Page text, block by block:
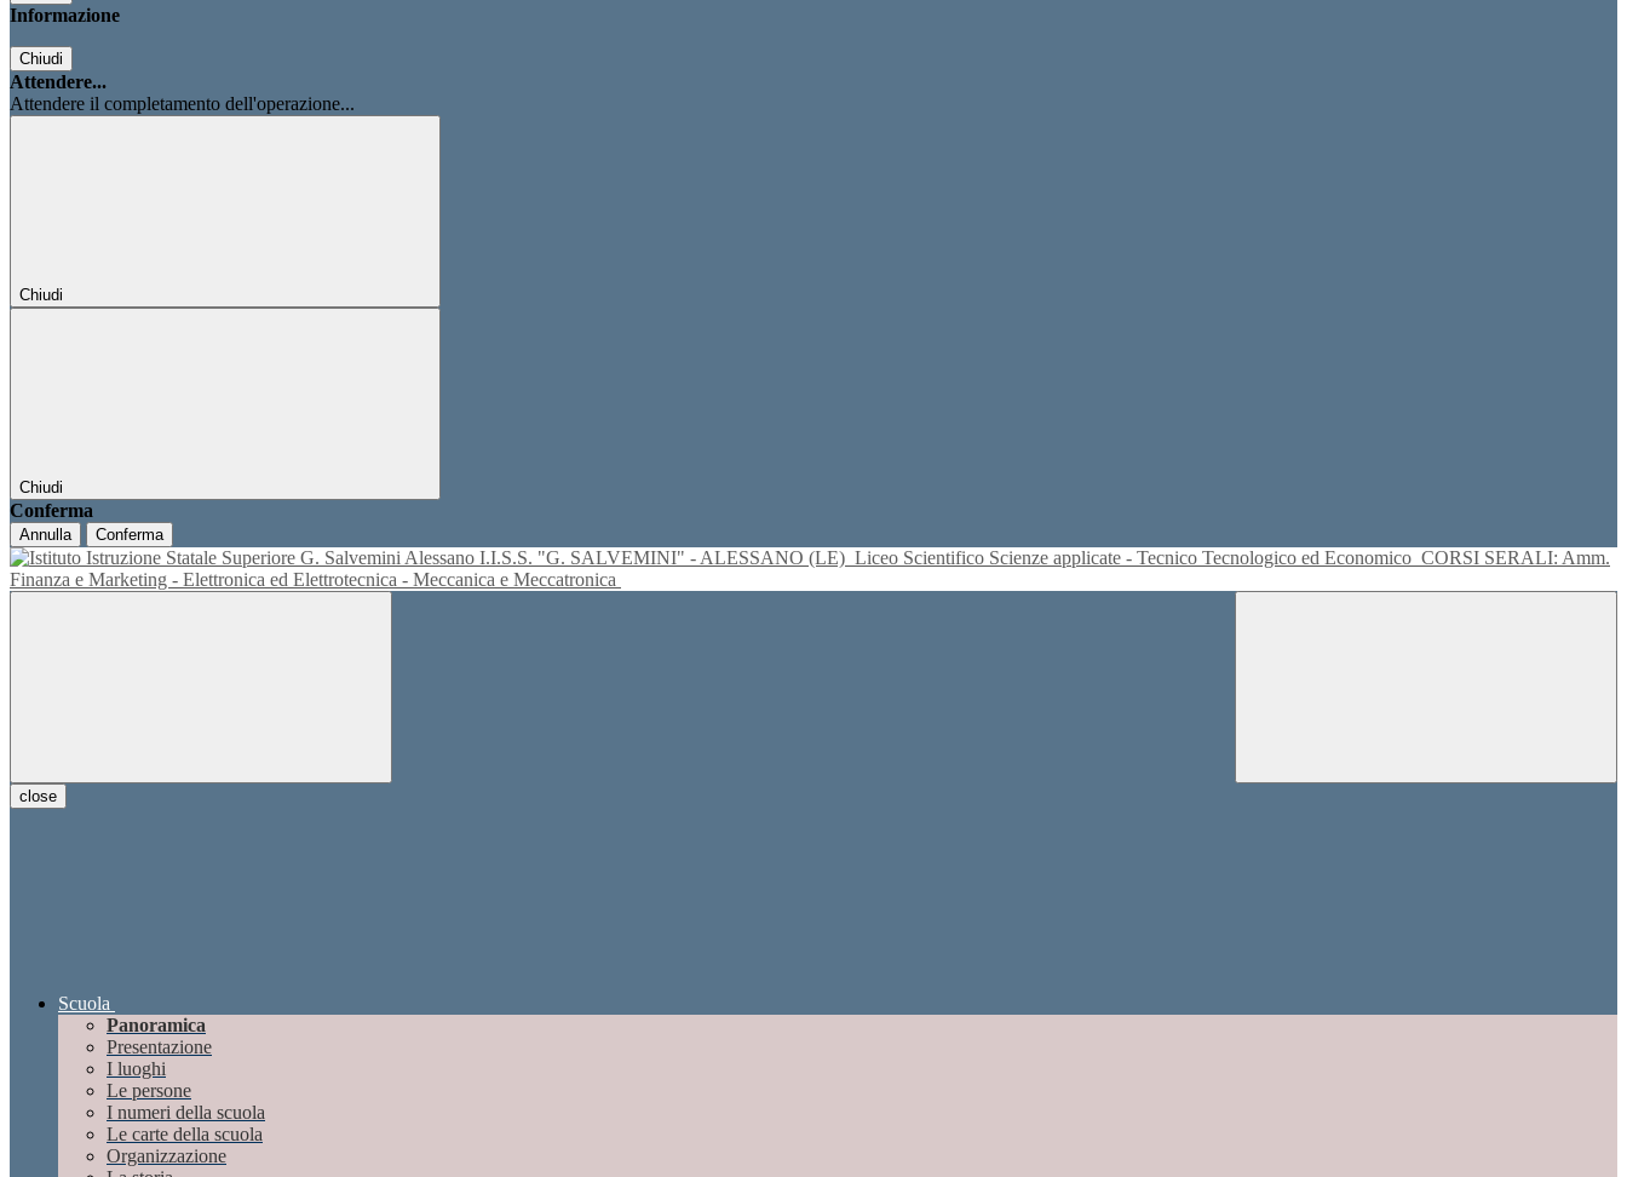
Informazione
Chiudi
Attendere...
Attendere il completamento dell'operazione...
Chiudi
Chiudi
Conferma
Annulla Conferma
I.I.S.S. "G. SALVEMINI" - ALESSANO (LE) Liceo Scientifico Scienze applicate - Tecnico Tecnologico ed Economico CORSI SERALI: Amm.
Finanza e Marketing - Elettronica ed Elettrotecnica - Meccanica e Meccatronica
close
Scuola
Panoramica
Presentazione
I luoghi
Le persone
I numeri della scuola
Le carte della scuola
Organizzazione